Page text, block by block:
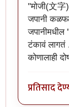
"मोजी(文字
जपानी
जपानीमधील
टंकावं लागतं
कोणालाही
प्रतिसाद